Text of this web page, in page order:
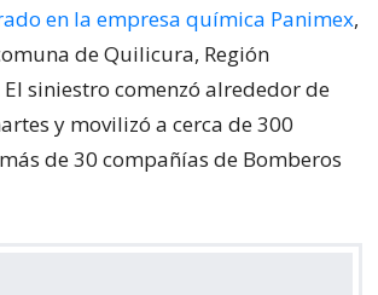
en la empresa química Panimex,
de Quilicura, Región
siniestro comenzó alrededor de
y movilizó a cerca de 300
de 30 compañías de Bomberos